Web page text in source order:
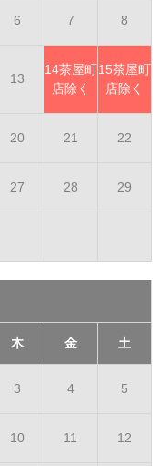
6 7 8
13
14茶屋町
店除く
15茶屋町
店除く
20 21 22
27 28 29
木 金 土
3 4 5
10 11 12